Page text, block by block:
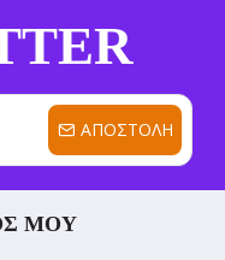
ΑΠΟΣΤΟΛΉ
ΜΟΥ